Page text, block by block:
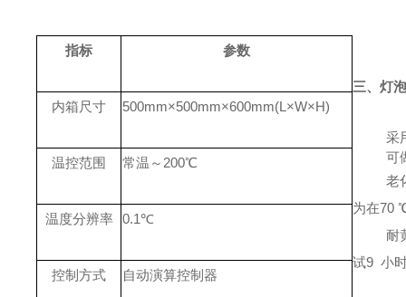
指标 参数
内箱尺寸 500mm×500mm×600mm(L×W×H)
温控范围 常温～ 200℃
温度分辨率 0.1℃
控制方式 自动演算控制器
三、灯
采
可
老
为在70
耐
试9 小